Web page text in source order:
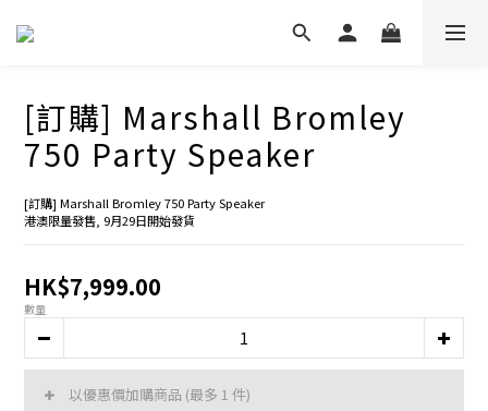
[訂購] Marshall Bromley
750 Party Speaker
[訂購] Marshall Bromley 750 Party Speaker
港澳限量發售, 9月29日開始發貨
HK$7,999.00
數量
以優惠價加購商品 (最多 1 件)